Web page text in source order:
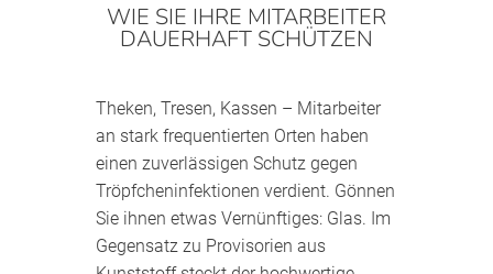
WIE SIE IHRE MITARBEITER
DAUERHAFT SCHÜTZEN
Theken, Tresen, Kassen – Mitarbeiter
an stark frequentierten Orten haben
einen zuverlässigen Schutz gegen
Tröpfcheninfektionen verdient. Gönnen
Sie ihnen etwas Vernünftiges: Glas. Im
Gegensatz zu Provisorien aus